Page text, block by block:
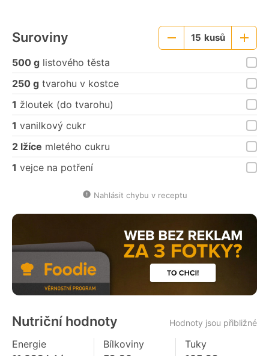
Suroviny
Menší15 kusů
Větší
porce
500 g listového těsta
250 g tvarohu v kostce
1 žloutek (do tvarohu)
1 vanilkový cukr
2 lžíce mletého cukru
1 vejce na potření
Nahlásit chybu v receptu
Nutriční hodnoty Hodnoty jsou přibližné
Energie
Bílkoviny
Tuky